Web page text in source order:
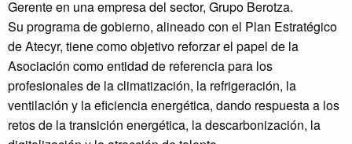
Gerente en una empresa del sector, Grupo Berotza.
Su programa de gobierno, alineado con el Plan Estratégico
de Atecyr, tiene como objetivo reforzar el papel de la
Asociación como entidad de referencia para los
profesionales de la climatización, la refrigeración, la
ventilación y la eficiencia energética, dando respuesta a los
retos de la transición energética, la descarbonización, la